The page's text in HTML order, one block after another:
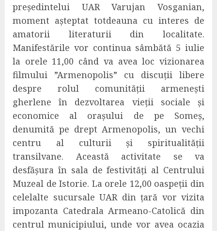
președintelui UAR Varujan Vosganian,
moment așteptat totdeauna cu interes de
amatorii literaturii din localitate.
Manifestările vor continua sâmbătă 5 iulie
la orele 11,00 când va avea loc vizionarea
filmului ”Armenopolis” cu discuții libere
despre rolul comunității armenești
gherlene în dezvoltarea vieții sociale și
economice al orașului de pe Someș,
denumită pe drept Armenopolis, un vechi
centru al culturii și spiritualității
transilvane. Această activitate se va
desfășura în sala de festivități al Centrului
Muzeal de Istorie. La orele 12,00 oaspeții din
celelalte sucursale UAR din țară vor vizita
impozanta Catedrala Armeano-Catolică din
centrul municipiului, unde vor avea ocazia